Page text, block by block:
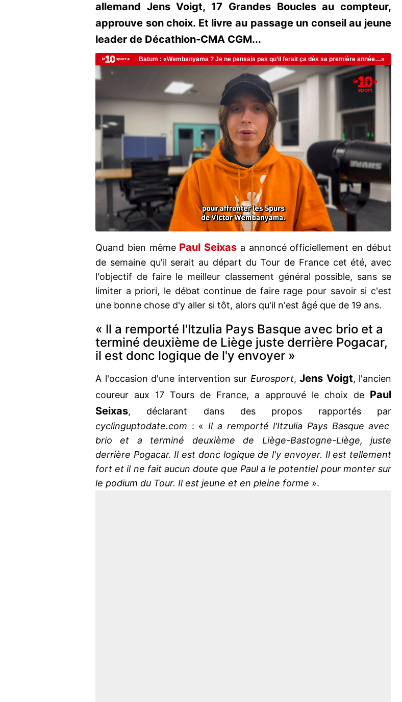
allemand Jens Voigt, 17 Grandes Boucles au compteur,
approuve son choix. Et livre au passage un conseil au jeune
leader de Décathlon-CMA CGM...
Quand bien même Paul Seixas a annoncé officiellement en début
de semaine qu'il serait au départ du Tour de France cet été, avec
l'objectif de faire le meilleur classement général possible, sans se
limiter a priori, le débat continue de faire rage pour savoir si c'est
une bonne chose d'y aller si tôt, alors qu'il n'est âgé que de 19 ans.
« Il a remporté l'Itzulia Pays Basque avec brio et a
terminé deuxième de Liège juste derrière Pogacar,
il est donc logique de l'y envoyer »
A l'occasion d'une intervention sur Eurosport, Jens Voigt, l'ancien
coureur aux 17 Tours de France, a approuvé le choix de Paul
Seixas, déclarant dans des propos rapportés par
cyclinguptodate.com : «Il a remporté l'Itzulia Pays Basque avec
brio et a terminé deuxième de Liège-Bastogne-Liège, juste
derrière Pogacar. Il est donc logique de l'y envoyer. Il est tellement
fort et il ne fait aucun doute que Paul a le potentiel pour monter sur
le podium du Tour. Il est jeune et en pleine forme ».